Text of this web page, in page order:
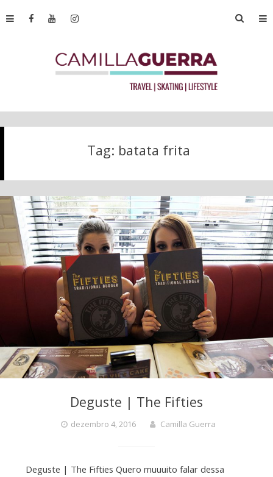
Tag: batata frita
Deguste | The Fifties
dezembro 4, 2016 Camilla Guerra
Deguste | The Fifties Quero muuuito falar dessa